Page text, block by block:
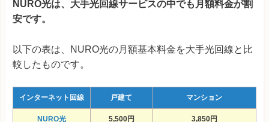
NURO光は、大手光回線サービスの中でも月額料金が割
安です。
以下の表は、NURO光の月額基本料金を大手光回線と比
較したものです。
インターネット回線 戸建て マンション
NURO光 5,500円 3,850円